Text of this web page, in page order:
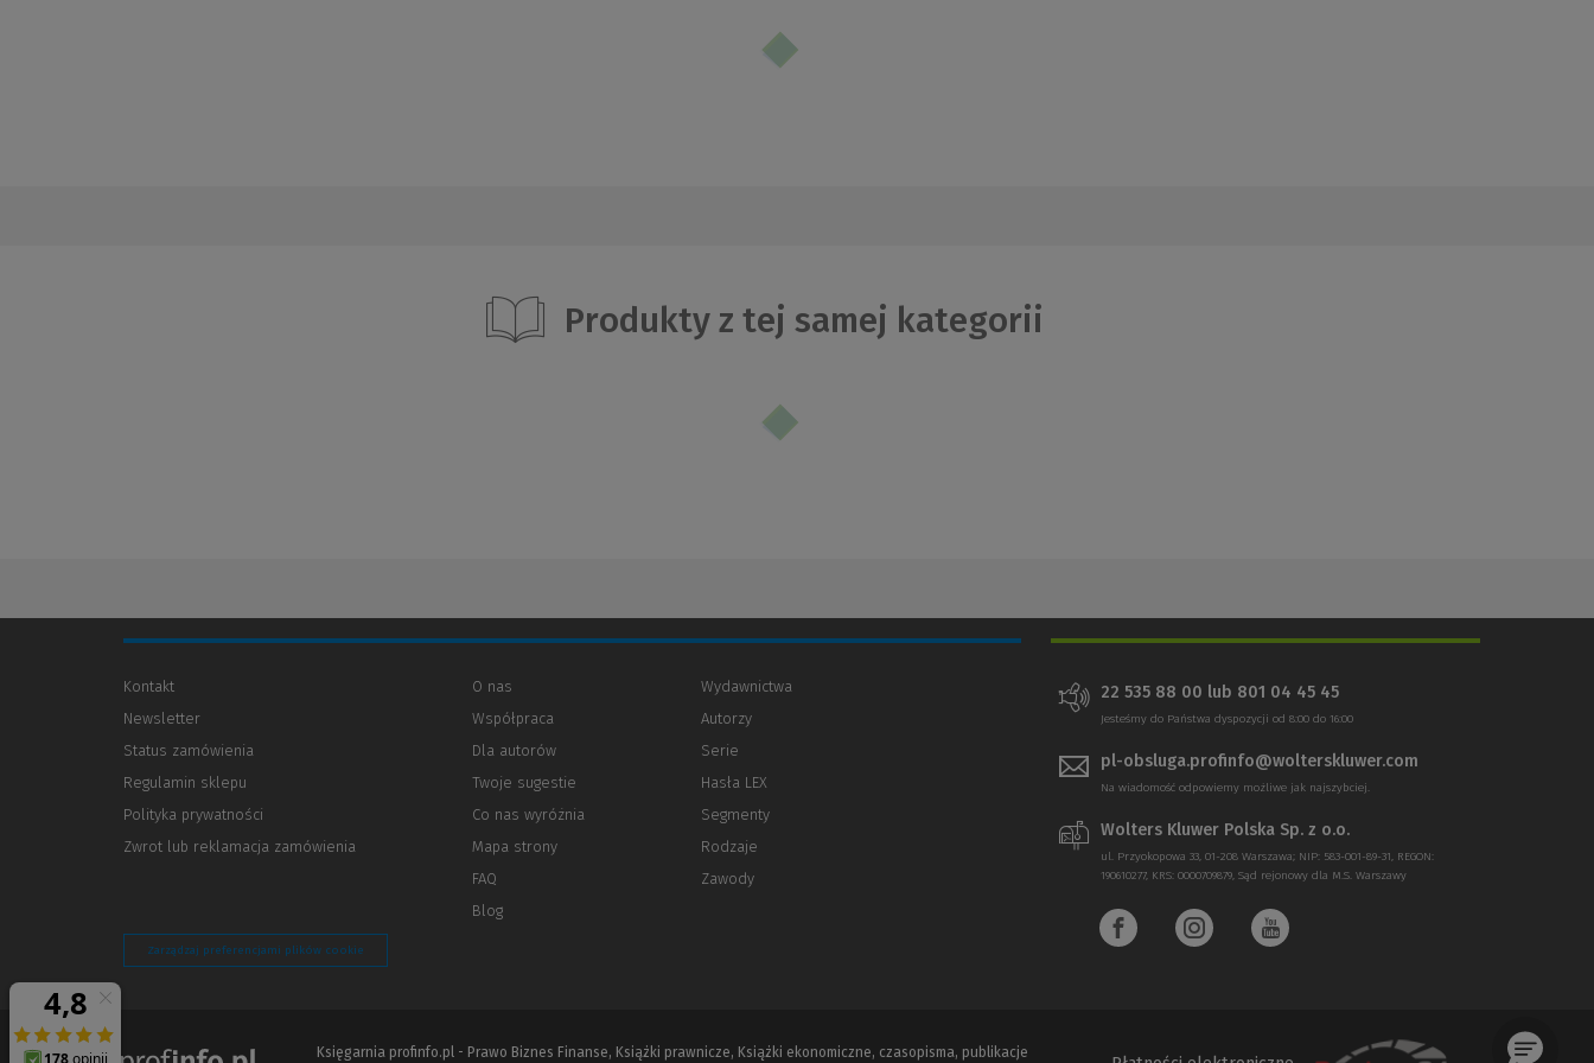
Produkty z tej samej kategorii
Kontakt
Newsletter
Status zamówienia
Regulamin sklepu
Polityka prywatności
innej
Zwrot lub reklamacja zamówienia
O nas
Współpraca
Dla autorów
innej
strony)
Twoje sugestie
Co nas wyróżnia
Mapa strony
FAQ
Blog
Wydawnictwa
Autorzy
Serie
Hasła LEX
Segmenty
Rodzaje
Zawody
Zarządzaj preferencjami plików cookie
22 535 88 00 lub 801 04 45 45
Jesteśmy do Państwa dyspozycji od 8:00 do 16:00
pl-obsluga.profinfo@wolterskluwer.com
Na wiadomość odpowiemy możliwe jak najszybciej.
Wolters Kluwer Polska Sp. z o.o.
ul. Przyokopowa 33, 01-208 Warszawa; NIP: 583-001-89-31, REGON:
190610277, KRS: 0000709879, Sąd rejonowy dla M.S. Warszawy
Księgarnia profinfo.pl - Prawo Biznes Finanse, Książki prawnicze, Książki ekonomiczne, czasopisma, publikacje